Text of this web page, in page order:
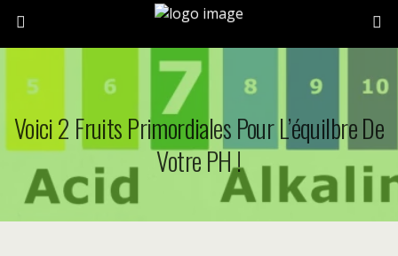
Voici 2 Fruits Primordiales Pour L’équilbre De
Votre PH !